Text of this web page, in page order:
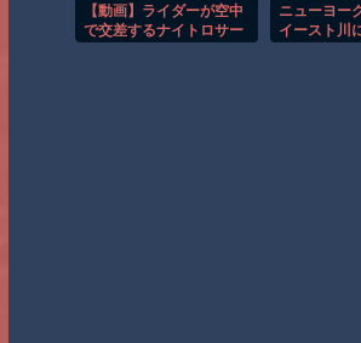
【動画】ライダーが空中
で交差するナイトロサー
ニューヨー
イースト川